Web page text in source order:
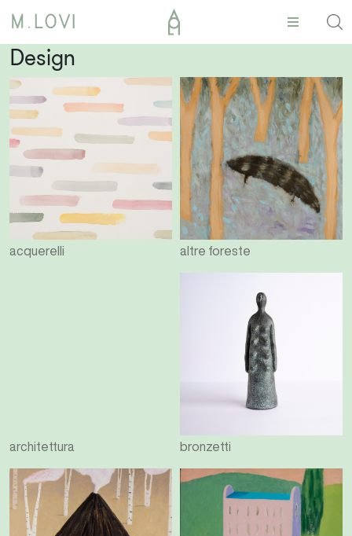
Design
acquerelli altre foreste
architettura bronzetti